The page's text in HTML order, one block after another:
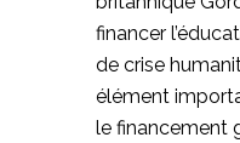
financer
de crise
élément
le financement